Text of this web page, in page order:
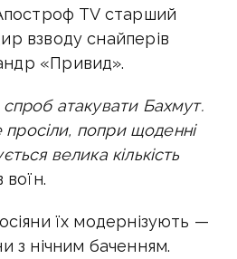
TV старший
взводу снайперів
«Привид».
атакувати Бахмут.
просіли, попри щоденні
велика кількість
воїн.
їх модернізують —
з нічним баченням.